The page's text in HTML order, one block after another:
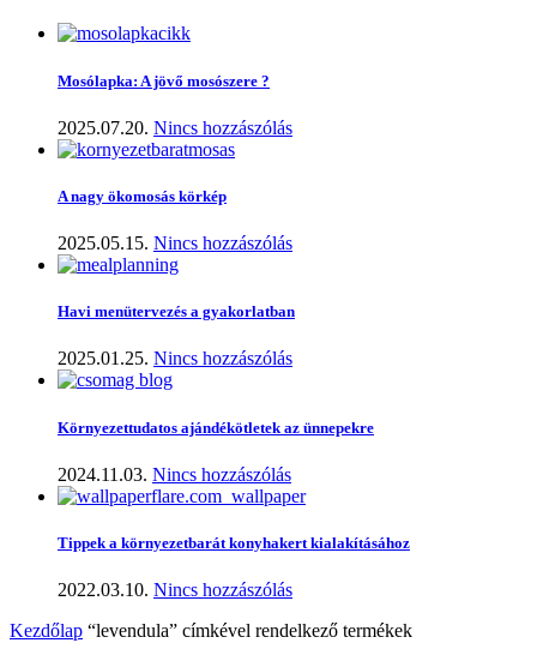
Mosólapka: A jövő mosószere ?
2025.07.20. Nincs hozzászólás
A nagy ökomosás körkép
2025.05.15. Nincs hozzászólás
Havi menütervezés a gyakorlatban
2025.01.25. Nincs hozzászólás
Környezettudatos ajándékötletek az ünnepekre
2024.11.03. Nincs hozzászólás
Tippek a környezetbarát konyhakert kialakításához
2022.03.10. Nincs hozzászólás
Kezdőlap “levendula” címkével rendelkező termékek